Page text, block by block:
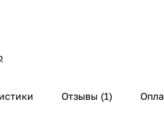
Отзывы (1)